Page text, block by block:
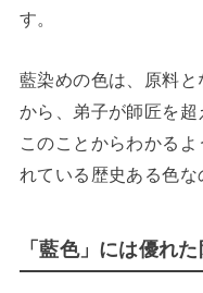
す。
藍染めの色は、原料
から、弟子が師匠を超
このことからわかる
れている歴史ある色な
「藍色」には優れ